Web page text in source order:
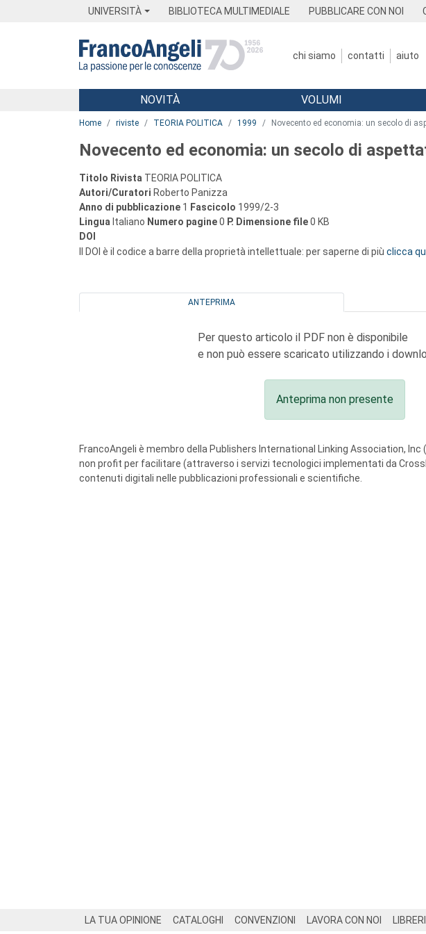
UNIVERSITÀ BIBLIOTECA MULTIMEDIALE PUBBLICARE CON NOI
chi siamo contatti aiuto
Menu
NOVITÀ VOLUMI
Home riviste TEORIA POLITICA 1999 Novecento ed economia: un secolo di
Novecento ed economia: un secolo di
Titolo Rivista TEORIA POLITICA
Autori/Curatori Roberto Panizza
Anno di pubblicazione 1 Fascicolo 1999/2-3
Lingua Italiano Numero pagine0 P. Dimensione file0 KB
DOI
Il DOI è il codice a barre della proprietà intellettuale: per saperne di più clicca
ANTEPRIMA
Per questo articolo il PDF non è disponibile
e non può essere scaricato utilizzando i
Anteprima non presente
FrancoAngeli è membro della Publishers International Linking Association, Inc
non profit per facilitare (attraverso i servizi tecnologici implementati da
contenuti digitali nelle pubblicazioni professionali e scientifiche.
LA TUA OPINIONE CATALOGHI CONVENZIONI LAVORA CON NOI